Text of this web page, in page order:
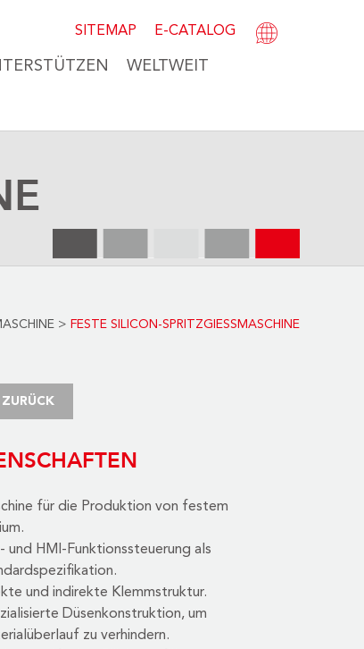
SITEMAP E-CATALOG
WELTWEIT
> FESTE SILICON-SPRITZGIESSMASCHINE
ZURÜCK
für die Produktion von festem
und HMI-Funktionssteuerung als
und indirekte Klemmstruktur.
Düsenkonstruktion, um
zu verhindern.